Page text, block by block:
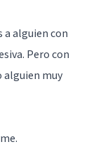
a alguien con
Pero con
alguien muy